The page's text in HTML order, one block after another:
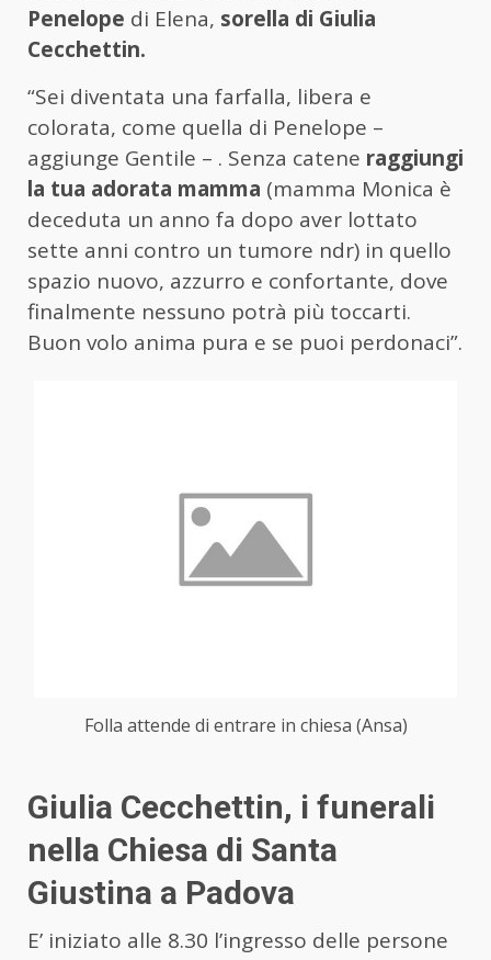
Penelope di Elena, sorella di Giulia
Cecchettin.
“Sei diventata una farfalla, libera e
colorata, come quella di Penelope –
aggiunge Gentile – . Senza catene raggiungi
la tua adorata mamma (mamma Monica è
deceduta un anno fa dopo aver lottato
sette anni contro un tumore ndr) in quello
spazio nuovo, azzurro e confortante, dove
finalmente nessuno potrà più toccarti.
Buon volo anima pura e se puoi perdonaci”.
Folla attende di entrare in chiesa (Ansa)
Giulia Cecchettin, i funerali
nella Chiesa di Santa
Giustina a Padova
E’ iniziato alle 8.30 l’ingresso delle persone